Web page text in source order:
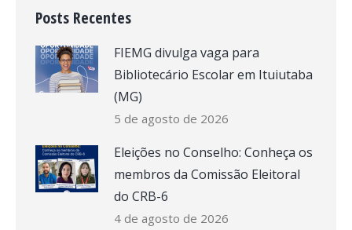
Posts Recentes
FIEMG divulga vaga para
Bibliotecário Escolar em Ituiutaba
(MG)
5 de agosto de 2026
Eleições no Conselho: Conheça os
membros da Comissão Eleitoral
do CRB-6
4 de agosto de 2026